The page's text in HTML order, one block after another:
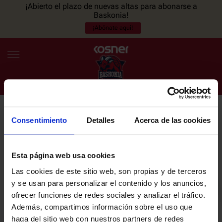
Consentimiento Detalles Acerca de las cookies
Esta página web usa cookies
Las cookies de este sitio web, son propias y de terceros
y se usan para personalizar el contenido y los anuncios,
ofrecer funciones de redes sociales y analizar el tráfico.
Además, compartimos información sobre el uso que
haga del sitio web con nuestros partners de redes
¡Abierto el plazo de nuevas altas para abonarse a
Baskonia!
¡Abónate aquí!
ES EU
NOTICIAS
PLANTILLA
ENTRADAS
NEWSLETTER
últimas noticias y promociones del club.
Email
He leído y acepto laPolítica de privacidaddel SASKI BASKONIA